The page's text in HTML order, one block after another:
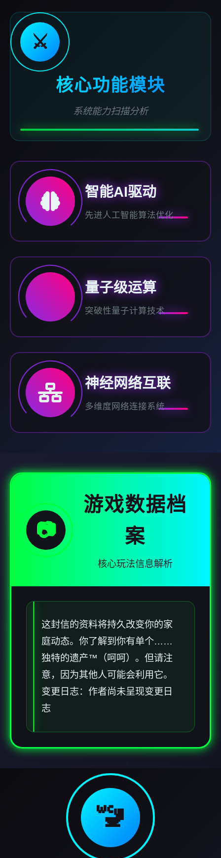
⚔️
核心功能模块
系统能力扫描分析
智能AI驱动
先进人工智能算法优化
量子级运算
突破性量子计算技术
神经网络互联
多维度网络连接系统
📷
游戏数据档
案
核心玩法信息解析
这封信的资料将持久改变你的家
庭动态。你了解到你有单个……
独特的遗产™（呵呵）。但请注
意，因为其他人可能会利用它。
变更日志：作者尚未呈现变更日
志
🚾